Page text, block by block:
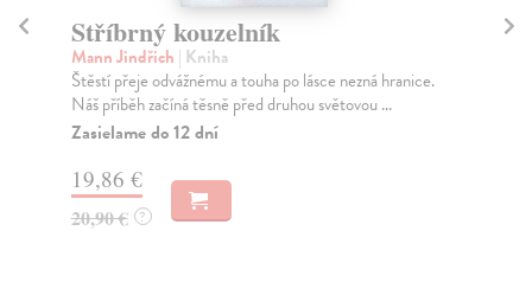
Stříbrný kouzelník
Mann Jindřich | Kniha
Štěstí přeje odvážnému a touha po lásce nezná hranice.
Náš příběh začíná těsně před druhou světovou ...
Zasielame do 12 dní
19,86 €
20,90 € ?